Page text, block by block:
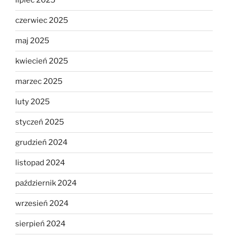
czerwiec 2025
maj 2025
kwiecień 2025
marzec 2025
luty 2025
styczeń 2025
grudzień 2024
listopad 2024
październik 2024
wrzesień 2024
sierpień 2024